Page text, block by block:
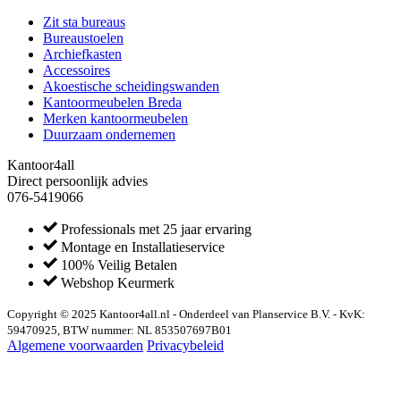
Zit sta bureaus
Bureaustoelen
Archiefkasten
Accessoires
Akoestische scheidingswanden
Kantoormeubelen Breda
Merken kantoormeubelen
Duurzaam ondernemen
Kantoor4all
Direct persoonlijk advies
076-5419066
Professionals met 25 jaar ervaring
Montage en Installatieservice
100% Veilig Betalen
Webshop Keurmerk
Copyright © 2025 Kantoor4all.nl - Onderdeel van Planservice B.V. - KvK:
59470925, BTW nummer: NL 853507697B01
Algemene voorwaarden Privacybeleid